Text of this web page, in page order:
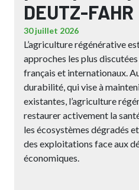
DEUTZ-FAHR
30 juillet 2026
L’agriculture régénérative
approches les plus
français et internationaux.
durabilité, qui vise à
existantes, l’agriculture
restaurer activement la
les écosystèmes dégradés
des exploitations face aux
économiques.